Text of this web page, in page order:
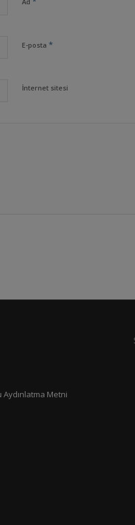
E-posta *
İnternet sitesi
Metni